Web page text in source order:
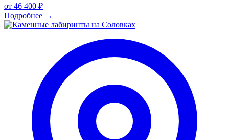
от 46 400 ₽
Подробнее →